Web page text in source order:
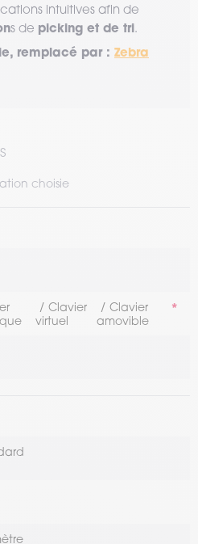
intuitives afin de
s de picking et de tri.
remplacé par : Zebra
choisie
Clavier
virtuel
Clavier
amovible